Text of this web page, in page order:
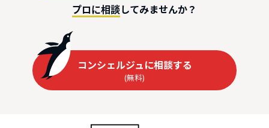
プロに相談してみませんか？
コンシェルジュに相談する
(無料)